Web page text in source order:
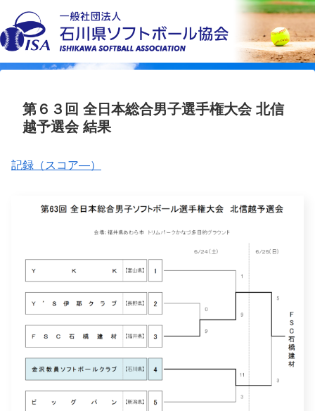
第６３回 全日本総合男子選手権大会 北信
越予選会 結果
記録（スコア―）